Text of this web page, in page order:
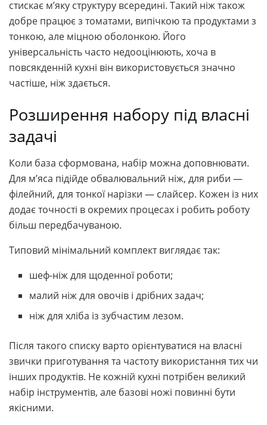
стискає м’яку структуру всередині. Такий ніж також
добре працює з томатами, випічкою та продуктами з
тонкою, але міцною оболонкою. Його
універсальність часто недооцінюють, хоча в
повсякденній кухні він використовується значно
частіше, ніж здається.
Розширення набору під власні
задачі
Коли база сформована, набір можна доповнювати.
Для м’яса підійде обвалювальний ніж, для риби —
філейний, для тонкої нарізки — слайсер. Кожен із них
додає точності в окремих процесах і робить роботу
більш передбачуваною.
Типовий мінімальний комплект виглядає так:
шеф-ніж для щоденної роботи;
малий ніж для овочів і дрібних задач;
ніж для хліба із зубчастим лезом.
Після такого списку варто орієнтуватися на власні
звички приготування та частоту використання тих чи
інших продуктів. Не кожній кухні потрібен великий
набір інструментів, але базові ножі повинні бути
якісними.